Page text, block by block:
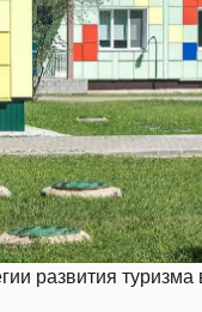
развития